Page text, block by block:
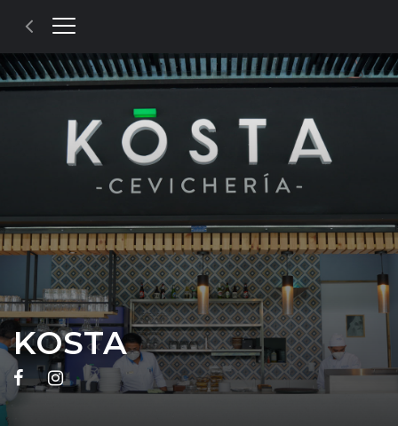
KOSTA